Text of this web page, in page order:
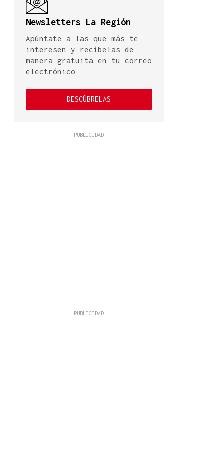
Newsletters La Región
Apúntate a las que más te
interesen y recíbelas de
manera gratuita en tu correo
electrónico
DESCÚBRELAS